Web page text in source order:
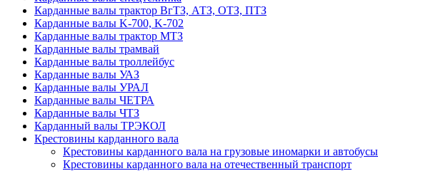
Карданные валы трактор ВгТЗ, АТЗ, ОТЗ, ПТЗ
Карданные валы K-700, K-702
Карданные валы трактор МТЗ
Карданные валы трамвай
Карданные валы троллейбус
Карданные валы УАЗ
Карданные валы УРАЛ
Карданные валы ЧЕТРА
Карданные валы ЧТЗ
Карданный валы ТРЭКОЛ
Крестовины карданного вала
Крестовины карданного вала на грузовые иномарки и автобусы
Крестовины карданного вала на отечественный транспорт